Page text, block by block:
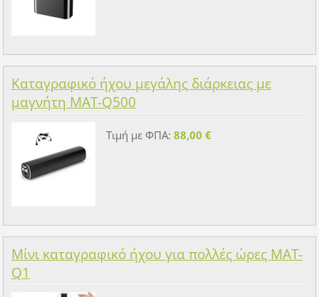
Καταγραφικό ήχου μεγάλης διάρκειας με
μαγνήτη MAT-Q500
Τιμή με ΦΠΑ: 88,00 €
Μίνι καταγραφικό ήχου για πολλές ώρες MAT-
Q1